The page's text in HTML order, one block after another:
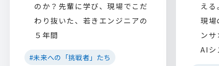
のか？先輩に学び、現場でこだ
わり抜いた、若きエンジニアの
５年間
#未来への「挑戦者」たち
え
現場
ン
AIシ